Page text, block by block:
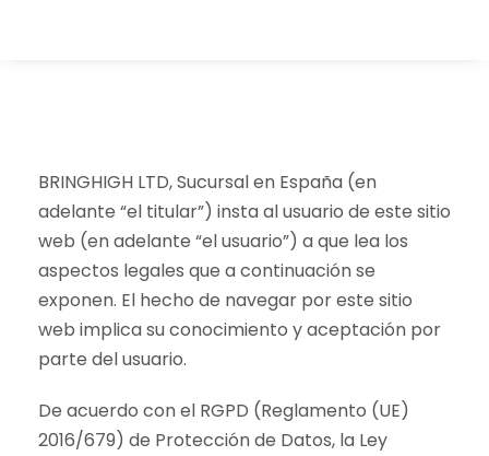
BRINGHIGH LTD, Sucursal en España (en
adelante “el titular”) insta al usuario de este sitio
web (en adelante “el usuario”) a que lea los
aspectos legales que a continuación se
exponen. El hecho de navegar por este sitio
web implica su conocimiento y aceptación por
parte del usuario.
De acuerdo con el RGPD (Reglamento (UE)
2016/679) de Protección de Datos, la Ley